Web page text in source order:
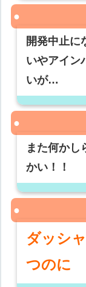
開発中止に
いやアイン
いが…
また何かし
かい！！
ダッシ
つのに